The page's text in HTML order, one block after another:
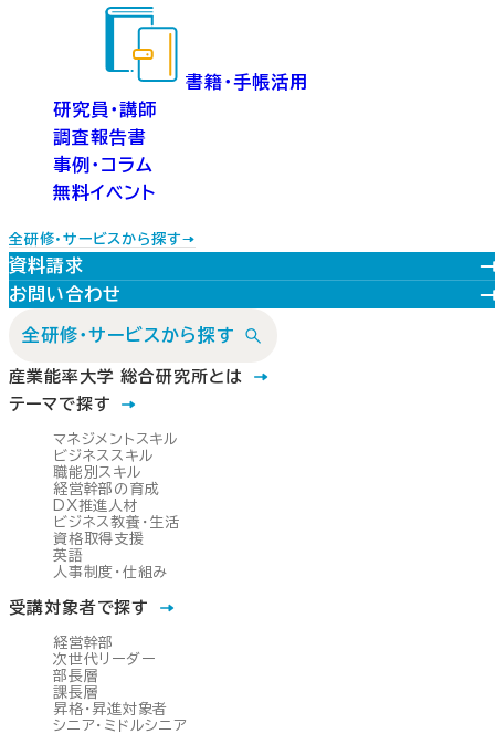
書籍・手帳活用
研究員・講師
調査報告書
事例・コラム
無料イベント
全研修・サービスから探す
資料請求
お問い合わせ
全研修・サービスから探す
産業能率大学 総合研究所とは
テーマで探す
マネジメントスキル
ビジネススキル
職能別スキル
経営幹部の育成
DX推進人材
ビジネス教養・生活
資格取得支援
英語
人事制度・仕組み
受講対象者で探す
経営幹部
次世代リーダー
部長層
課長層
昇格・昇進対象者
シニア・ミドルシニア